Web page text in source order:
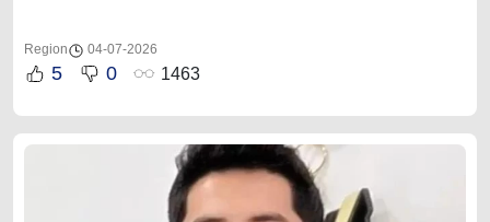
Region 04-07-2026
5 0 1463